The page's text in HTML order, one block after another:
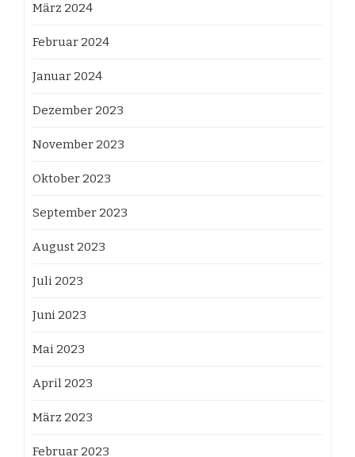
März 2024
Februar 2024
Januar 2024
Dezember 2023
November 2023
Oktober 2023
September 2023
August 2023
Juli 2023
Juni 2023
Mai 2023
April 2023
März 2023
Februar 2023